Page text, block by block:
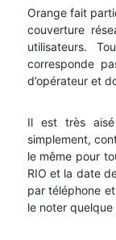
Orange fait
couverture
utilisateurs.
corresponde
d’opérateur et
Il est très
simplement,
le même pour
RIO et la date
par téléphone
le noter